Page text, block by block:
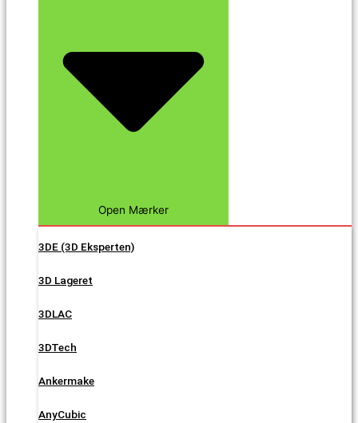
Open Mærker
3DE (3D Eksperten)
3D Lageret
3DLAC
3DTech
Ankermake
AnyCubic